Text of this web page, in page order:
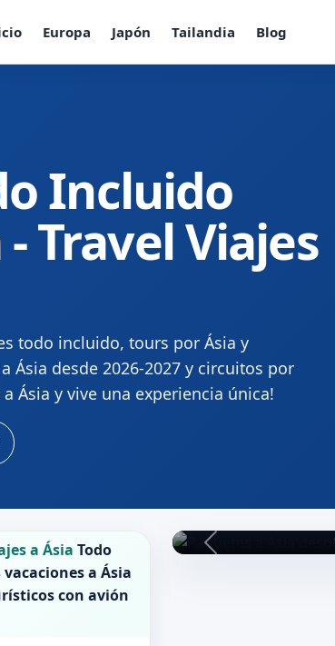
Europa Japón Tailandia Blog
Incluido
Travel Viajes
todo incluido, tours por Ásia y
Ásia desde 2026-2027 y circuitos por
Ásia y vive una experiencia única!
a Ásia Todo
vacaciones a Ásia
con avión